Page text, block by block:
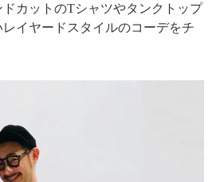
カットのTシャツやタンクトップ
イヤードスタイルのコーデをチ